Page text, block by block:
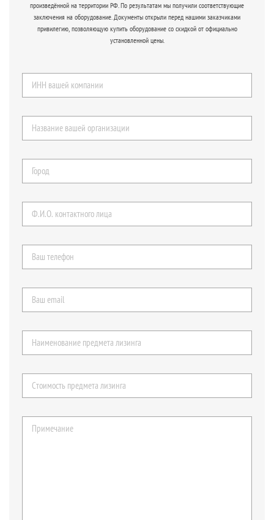
произведённой на территории РФ. По результатам мы получили соответствующие
заключения на оборудование. Документы открыли перед нашими заказчиками
привилегию, позволяющую купить оборудование со скидкой от официально
установленной цены.